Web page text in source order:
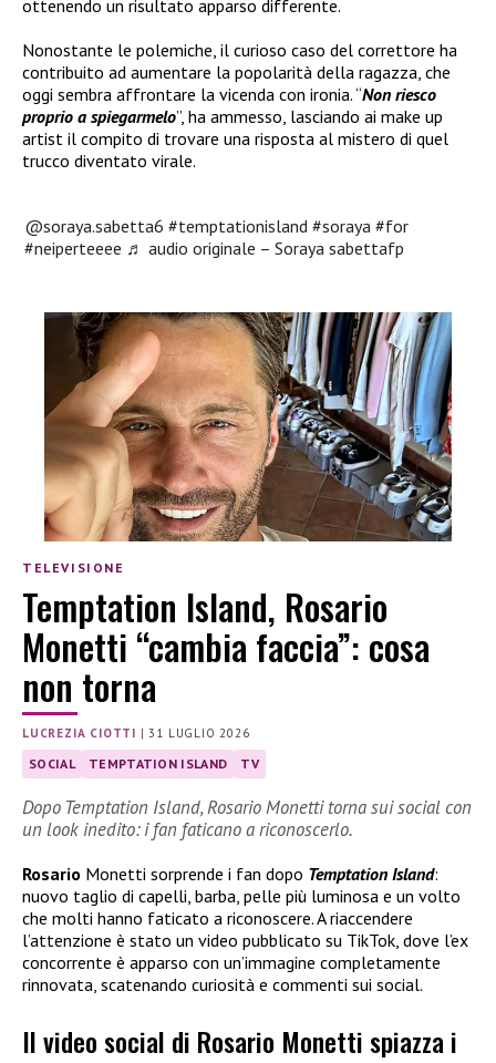
ottenendo un risultato apparso differente.
Nonostante le polemiche, il curioso caso del correttore ha
contribuito ad aumentare la popolarità della ragazza, che
oggi sembra affrontare la vicenda con ironia. “Non riesco
proprio a spiegarmelo”, ha ammesso, lasciando ai make up
artist il compito di trovare una risposta al mistero di quel
trucco diventato virale.
@soraya.sabetta6 #temptationisland #soraya #for
#neiperteeee ♬ audio originale – Soraya sabettafp
TELEVISIONE
Temptation Island, Rosario
Monetti “cambia faccia”: cosa
non torna
LUCREZIA CIOTTI |31 LUGLIO 2026
SOCIAL TEMPTATION ISLAND TV
Dopo Temptation Island, Rosario Monetti torna sui social con
un look inedito: i fan faticano a riconoscerlo.
Rosario Monetti sorprende i fan dopo Temptation Island:
nuovo taglio di capelli, barba, pelle più luminosa e un volto
che molti hanno faticato a riconoscere. A riaccendere
l’attenzione è stato un video pubblicato su TikTok, dove l’ex
concorrente è apparso con un’immagine completamente
rinnovata, scatenando curiosità e commenti sui social.
Il video social di Rosario Monetti spiazza i